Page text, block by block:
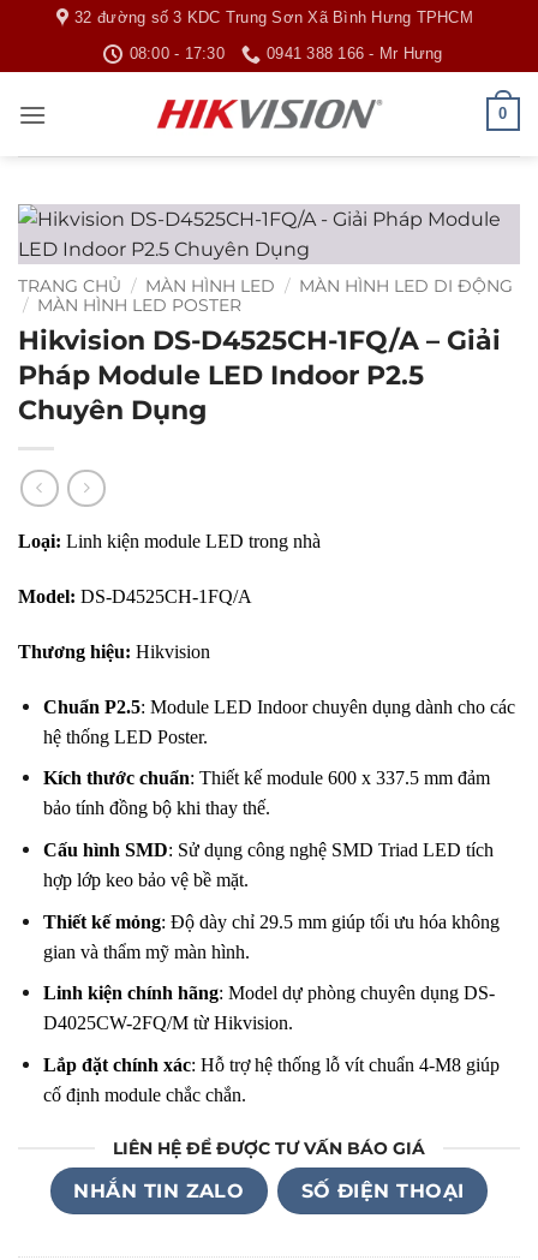
nội
dung
32 đường số 3 KDC Trung Sơn Xã Bình Hưng TPHCM
08:00 - 17:30
0941 388 166 - Mr Hưng
0
TRANG CHỦ / MÀN HÌNH LED / MÀN HÌNH LED DI ĐỘNG
/ MÀN HÌNH LED POSTER
Hikvision DS-D4525CH-1FQ/A – Giải
Pháp Module LED Indoor P2.5
Chuyên Dụng
Loại: Linh kiện module LED trong nhà
Model: DS-D4525CH-1FQ/A
Thương hiệu: Hikvision
Chuẩn P2.5: Module LED Indoor chuyên dụng dành cho các
hệ thống LED Poster.
Kích thước chuẩn: Thiết kế module 600 x 337.5 mm đảm
bảo tính đồng bộ khi thay thế.
Cấu hình SMD: Sử dụng công nghệ SMD Triad LED tích
hợp lớp keo bảo vệ bề mặt.
Thiết kế mỏng: Độ dày chỉ 29.5 mm giúp tối ưu hóa không
gian và thẩm mỹ màn hình.
Linh kiện chính hãng: Model dự phòng chuyên dụng DS-
D4025CW-2FQ/M từ Hikvision.
Lắp đặt chính xác: Hỗ trợ hệ thống lỗ vít chuẩn 4-M8 giúp
cố định module chắc chắn.
LIÊN HỆ ĐỂ ĐƯỢC TƯ VẤN BÁO GIÁ
NHẮN TIN ZALO SỐ ĐIỆN THOẠI